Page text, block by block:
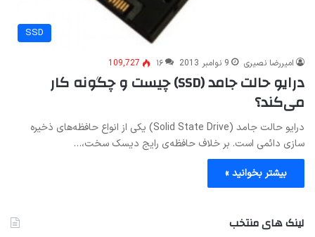
SSD
امیررضا نصیری 9 نوامبر 2013 ۱۶ 109,727
درایو حالت جامد (SSD) چیست و چگونه کار
می‌کند؟
درایو حالت جامد (Solid State Drive) یکی از انواع حافظه‌های ذخیره
سازی دائمی است. بر خلاف حافظه‌ی رایج دیسک سخت،…
بیشتر بخوانید »
لینک های منتخب